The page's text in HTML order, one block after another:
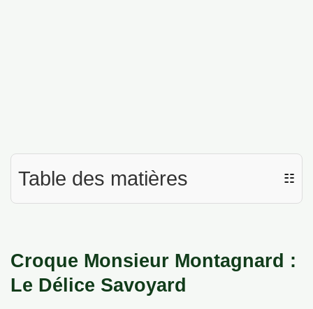
Table des matières ☷
Croque Monsieur Montagnard :
Le Délice Savoyard